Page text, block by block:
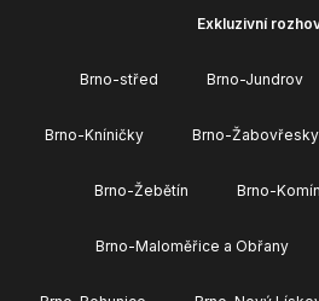
Exkluzivní
Brno-střed Brno-Jundrov
Brno-Kníničky Brno-Žabovřesky
Brno-Žebětín Brno-Komín
Brno-Maloměřice a Obřany